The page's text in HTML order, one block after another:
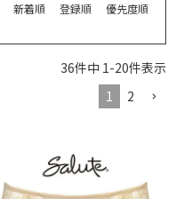
新着順 登録順
優先度順
36件中 1-20件表示
1
2